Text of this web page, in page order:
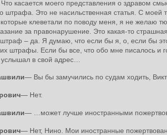
Что касается моего представления о здравом
штрафа. Это не насильственная статья. С моей
которые клеветали по поводу меня, я не желаю
за правонарушение. Это какая-то
– да. Я думаю, что если бы я, о, если бы
штрафы. Если бы все, что обо мне писалось и
в свой адрес…
― Вы бы замучились по судам ходить,
― Нет.
― …может лучше иностранными
― Нет, Нино. Мои иностранные